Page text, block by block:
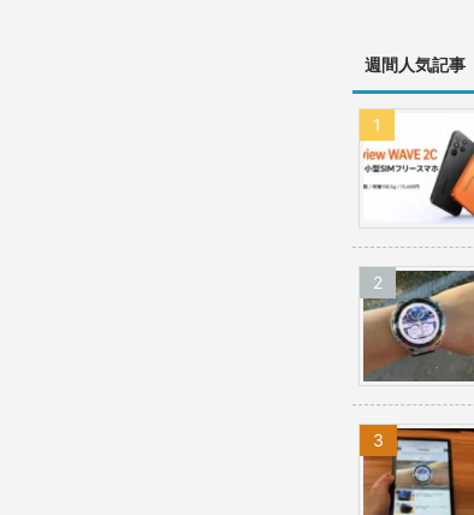
週間人気記事